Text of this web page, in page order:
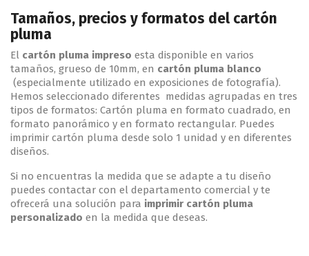
Tamaños, precios y formatos del cartón
pluma
El cartón pluma impreso esta disponible en varios
tamaños, grueso de 10mm, en cartón pluma blanco
(especialmente utilizado en exposiciones de fotografía).
Hemos seleccionado diferentes medidas agrupadas en tres
tipos de formatos: Cartón pluma en formato cuadrado, en
formato panorámico y en formato rectangular. Puedes
imprimir cartón pluma desde solo 1 unidad y en diferentes
diseños.
Si no encuentras la medida que se adapte a tu diseño
puedes contactar con el departamento comercial y te
ofrecerá una solución para imprimir cartón pluma
personalizado en la medida que deseas.